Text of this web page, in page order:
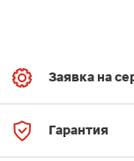
Заявка на
Гарантия